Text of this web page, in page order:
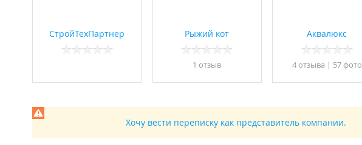
СтройТехПартнер Рыжий кот
1 отзыв
Аквалюкс
4 отзывa | 57 фото
Хочу вести переписку как представитель компании.